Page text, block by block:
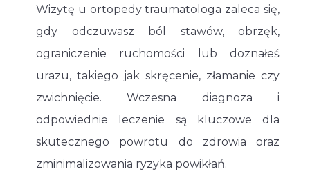
Wizytę u ortopedy traumatologa zaleca się,
gdy odczuwasz ból stawów, obrzęk,
ograniczenie ruchomości lub doznałeś
urazu, takiego jak skręcenie, złamanie czy
zwichnięcie. Wczesna diagnoza i
odpowiednie leczenie są kluczowe dla
skutecznego powrotu do zdrowia oraz
zminimalizowania ryzyka powikłań.